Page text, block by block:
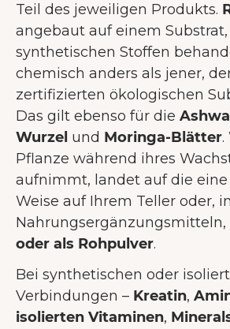
Teil des jeweiligen Produkts.
angebaut auf einem
synthetischen Stoffen
chemisch anders als jener,
zertifizierten ökologischen
Das gilt ebenso für die
Wurzel und Moringa-Blätter.
Pflanze während ihres
aufnimmt, landet auf die
Weise auf Ihrem Teller oder,
Nahrungsergänzungsmitteln,
oder als Rohpulver.
Bei synthetischen oder
Verbindungen – Kreatin,
isolierten Vitaminen,